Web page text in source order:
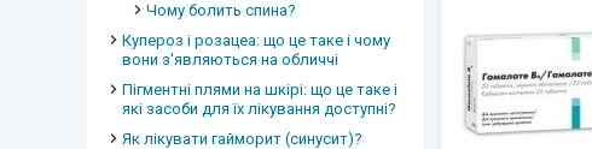
Чому болить спина?
Купероз і розацеа: що це таке і чому
вони з'являються на обличчі
Пігментні плями на шкірі: що це таке і
які засоби для їх лікування доступні?
Як лікувати гайморит (синусит)?